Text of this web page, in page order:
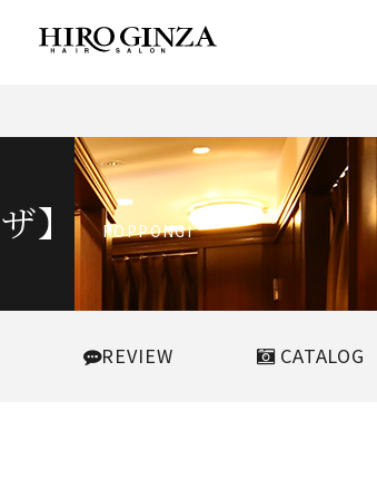
】 ROPPONGI
REVIEW CATALOG